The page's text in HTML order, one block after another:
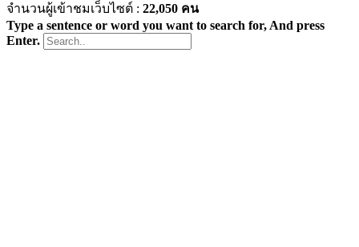
จำนวนผู้เข้าชมเว็บไซต์ : 22,050 คน
Type a sentence or word you want to search for, And press
Enter.